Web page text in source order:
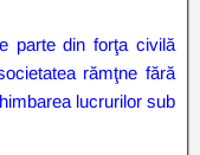
parte din forţa civilă
rămţne fără
lucrurilor sub